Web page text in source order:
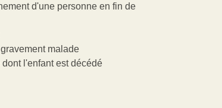
d'une personne en fin de
malade
l'enfant est décédé